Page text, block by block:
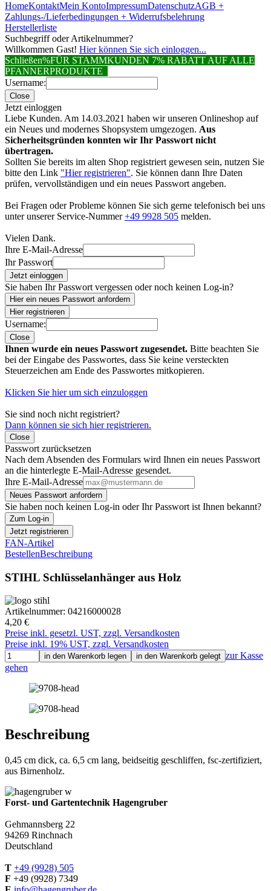
HomeKontaktMein KontoImpressumDatenschutzAGB +
Zahlungs-/Lieferbedingungen + Widerrufsbelehrung
Herstellerliste
Suchbegriff oder Artikelnummer?
Willkommen Gast! Hier können Sie sich einloggen...
Schließen%FÜR STAMMKUNDEN 7% RABATT AUF ALLE
PFANNERPRODUKTE
Username:
Close
Jetzt einloggen
Liebe Kunden. Am 14.03.2021 haben wir unseren Onlineshop auf
ein Neues und modernes Shopsystem umgezogen. Aus
Sicherheitsgründen konnten wir Ihr Passwort nicht
übertragen.
Sollten Sie bereits im alten Shop registriert gewesen sein, nutzen Sie
bitte den Link "Hier registrieren". Sie können dann Ihre Daten
prüfen, vervollständigen und ein neues Passwort angeben.
Bei Fragen oder Probleme können Sie sich gerne telefonisch bei uns
unter unserer Service-Nummer+49 9928 505 melden.
Vielen Dank.
Ihre E-Mail-Adresse
Ihr Passwort
Jetzt einloggen
Sie haben Ihr Passwort vergessen oder noch keinen Log-in?
Hier ein neues Passwort anfordern
Hier registrieren
Username:
Close
Ihnen wurde ein neues Passwort zugesendet. Bitte beachten Sie
bei der Eingabe des Passwortes, dass Sie keine versteckten
Steuerzeichen am Ende des Passwortes mitkopieren.
Klicken Sie hier um sich einzuloggen
Sie sind noch nicht registriert?
Dann können sie sich hier registrieren.
Close
Passwort zurücksetzen
Nach dem Absenden des Formulars wird Ihnen ein neues Passwort
an die hinterlegte E-Mail-Adresse gesendet.
Ihre E-Mail-Adresse
Neues Passwort anfordern
Sie haben noch keinen Log-in oder Ihr Passwort ist Ihnen bekannt?
Zum Log-in
Jetzt registrieren
FAN-Artikel
BestellenBeschreibung
STIHL Schlüsselanhänger aus Holz
Artikelnummer: 04216000028
4,20 €
Preise inkl. gesetzl. UST, zzgl. Versandkosten
Preise inkl. 19% UST, zzgl. Versandkosten
in den Warenkorb legen in den Warenkorb gelegt zur Kasse
gehen
Beschreibung
0,45 cm dick, ca. 6,5 cm lang, beidseitig geschliffen, fsc-zertifiziert,
aus Birnenholz.
Forst- und Gartentechnik Hagengruber
Gehmannsberg 22
94269 Rinchnach
Deutschland
T +49 (9928) 505
F +49 (9928) 7349